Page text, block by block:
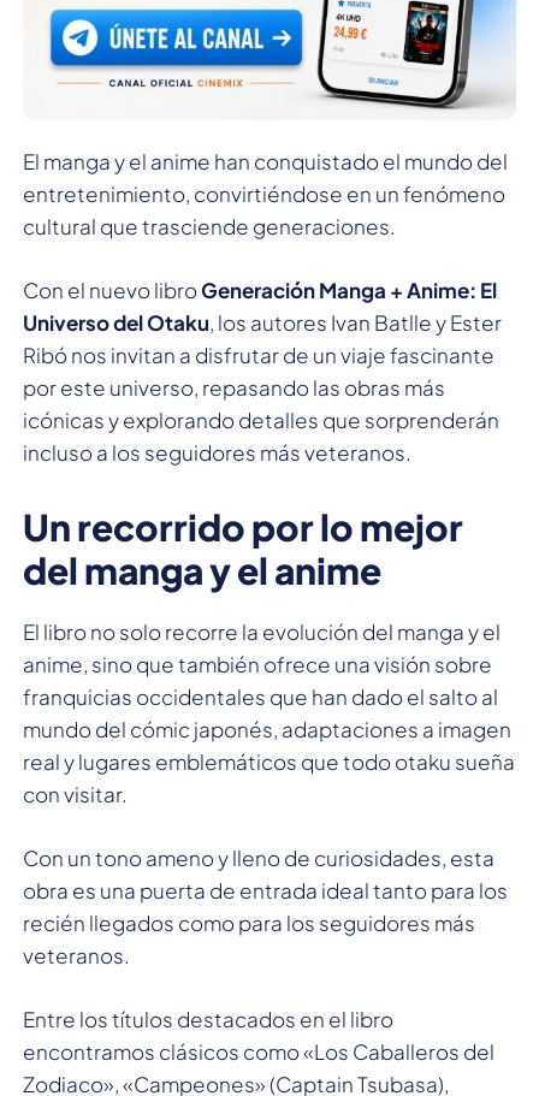
El manga y el anime han conquistado el mundo del
entretenimiento, convirtiéndose en un fenómeno
cultural que trasciende generaciones.
Con el nuevo libroGeneración Manga + Anime: El
Universo del Otaku, los autores Ivan Batlle y Ester
Ribó nos invitan a disfrutar de un viaje fascinante
por este universo, repasando las obras más
icónicas y explorando detalles que sorprenderán
incluso a los seguidores más veteranos.
Un recorrido por lo mejor
del manga y el anime
El libro no solo recorre la evolución del manga y el
anime, sino que también ofrece una visión sobre
franquicias occidentales que han dado el salto al
mundo del cómic japonés, adaptaciones a imagen
real y lugares emblemáticos que todo otaku sueña
con visitar.
Con un tono ameno y lleno de curiosidades, esta
obra es una puerta de entrada ideal tanto para los
recién llegados como para los seguidores más
veteranos.
Entre los títulos destacados en el libro
encontramos clásicos como «Los Caballeros del
Zodiaco», «Campeones» (Captain Tsubasa),